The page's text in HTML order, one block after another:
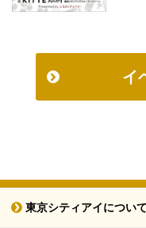
イ
東京シティアイについて